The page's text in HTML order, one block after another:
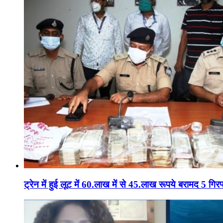
ट्रेन में हुई लूट में 60.लाख में से 45.लाख रूपये बरामद 5